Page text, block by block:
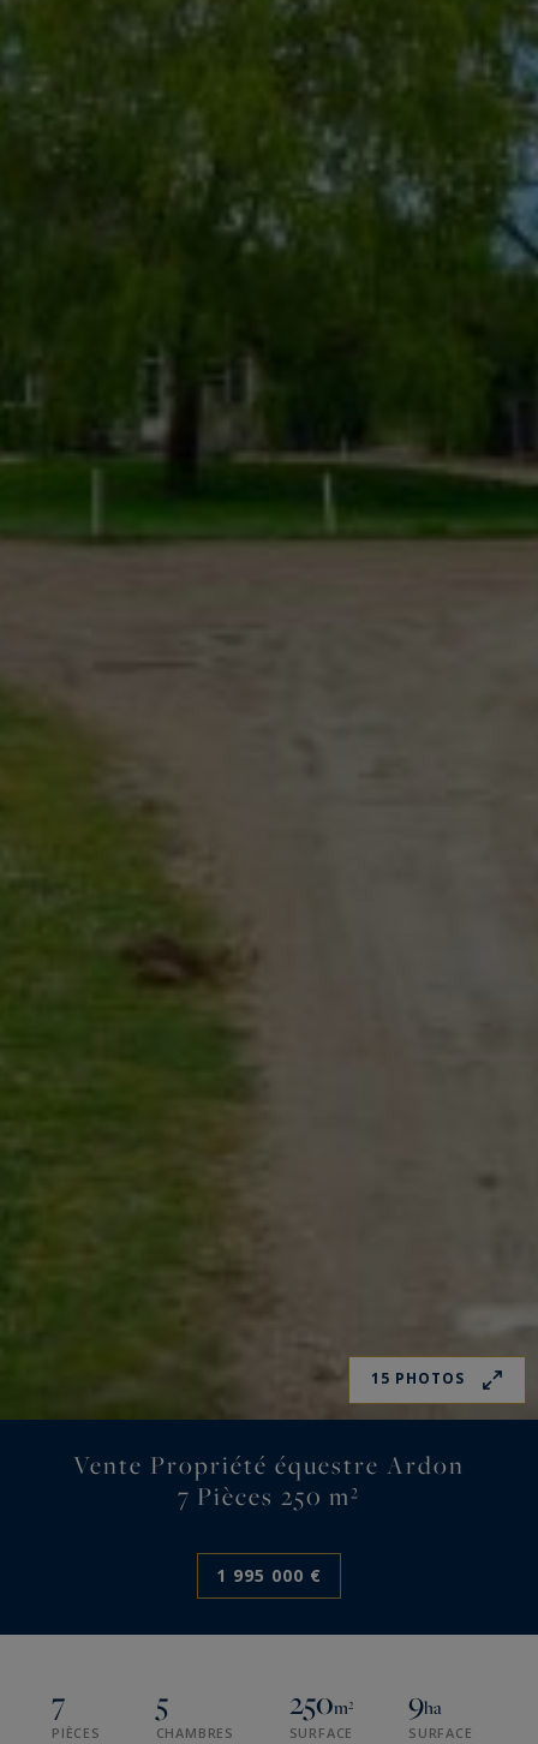
15 PHOTOS
Vente Propriété équestre Ardon
7 Pièces 250 m²
1 995 000 €
7
PIÈCES
5
CHAMBRES
250m²
SURFACE
9ha
SURFACE